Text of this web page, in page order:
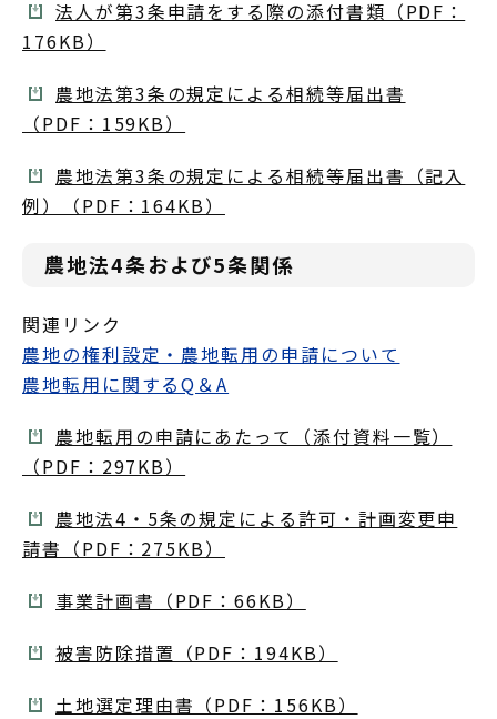
法人が第3条申請をする際の添付書類（PDF：
176KB）
農地法第3条の規定による相続等届出書
（PDF：159KB）
農地法第3条の規定による相続等届出書（記入
例）（PDF：164KB）
農地法4条および5条関係
関連リンク
農地の権利設定・農地転用の申請について
農地転用に関するQ＆A
農地転用の申請にあたって（添付資料一覧）
（PDF：297KB）
農地法4・5条の規定による許可・計画変更申
請書（PDF：275KB）
事業計画書（PDF：66KB）
被害防除措置（PDF：194KB）
土地選定理由書（PDF：156KB）